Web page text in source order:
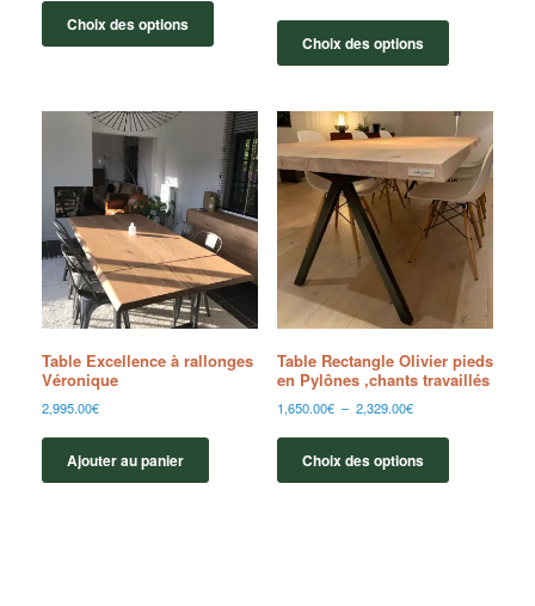
Choix des options
Choix des options
Table Excellence à rallonges
Véronique
2,995.00€
Ajouter au panier
Table Rectangle Olivier pieds
en Pylônes ,chants travaillés
1,650.00€ – 2,329.00€
Choix des options